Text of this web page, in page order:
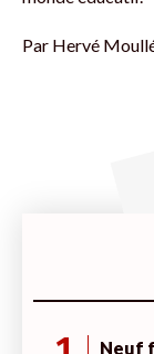
Par Hervé
Neuf